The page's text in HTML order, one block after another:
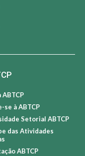
ABTCP
se à ABTCP
Setorial ABTCP
das Atividades
ABTCP